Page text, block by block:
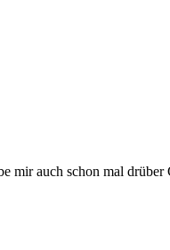
mir auch schon mal drüber